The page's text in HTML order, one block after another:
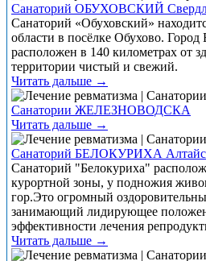
Санаторий ОБУХОВСКИЙ
Санаторий «Обуховский»
области в посёлке Обухово. Город
расположен в 140 километрах от
территории чистый и свежий.
Читать дальше →
Санатории ЖЕЛЕЗНОВОДСКА
Читать дальше →
Санаторий БЕЛОКУРИХА
Санаторий "Белокуриха"
курортной зоны, у подножия
гор.Это огромный
занимающий лидирующее
эффективности лечения
Читать дальше →